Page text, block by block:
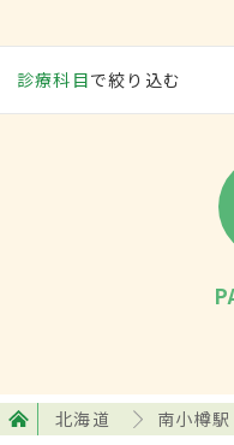
診療科目で絞り込む
北海道 南小樽駅